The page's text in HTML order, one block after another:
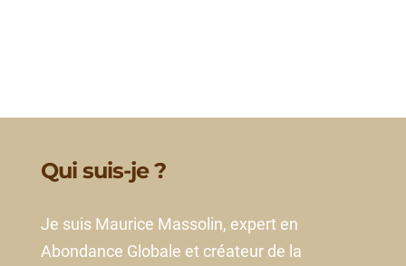
Qui suis-je ?
Je suis Maurice Massolin, expert en
Abondance Globale et créateur de la